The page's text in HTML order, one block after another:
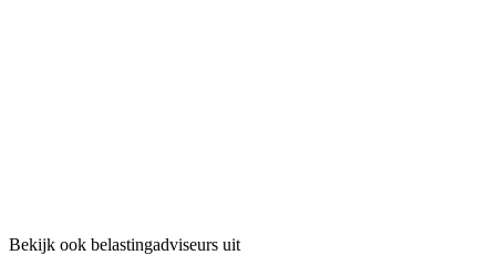
Bekijk ook belastingadviseurs uit